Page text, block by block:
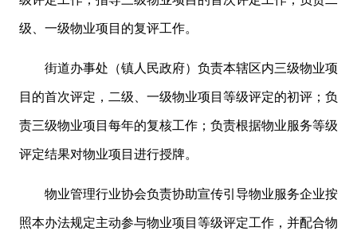
级、一级物业项目的复评工作。
街道办事处（镇人民政府）负责本辖区内三级物业项
目的首次评定，二级、一级物业项目等级评定的初评；负
责三级物业项目每年的复核工作；负责根据物业服务等级
评定结果对物业项目进行授牌。
物业管理行业协会负责协助宣传引导物业服务企业按
照本办法规定主动参与物业项目等级评定工作，并配合物